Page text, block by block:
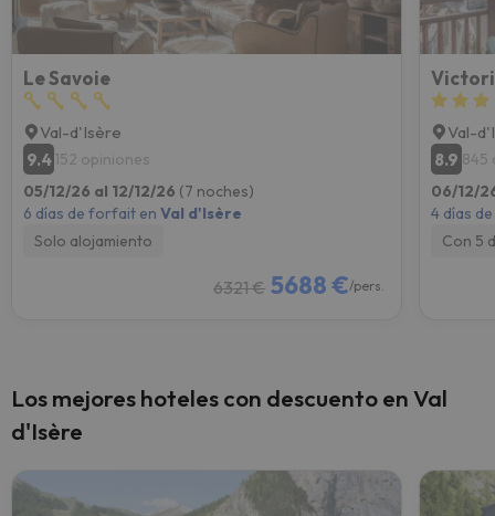
Le Savoie
Val-d'Isère
9.4152 opiniones
05/12/26 al 12/12/26 (7 noches)
6 días de forfait en Val d'Isère
Solo alojamiento
6321 € 5688 €/pers.
Val-
8.9 845
06/12/
4 días
Con 5
Los mejores hoteles con descuento en Val
d'Isère